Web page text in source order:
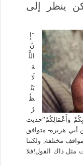
ينظر إلى
“إِ
نَّ
اللَّ
هَ
لَا
يَنْ
ظُ
رُ
وَأَعْمَالِكُمْ”حديث
هريرة- متوافق
مختلفة, ولكننا
مثل ذاك القول!فلا